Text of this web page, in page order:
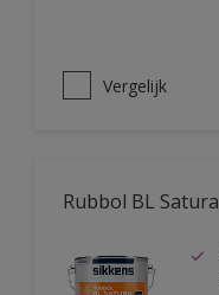
Vergelijk
Rubbol BL Satura